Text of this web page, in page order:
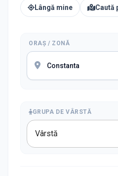
Lângă mine Caută
ORAȘ / ZONĂ
GRUPA DE VÂRSTĂ
Vârstă